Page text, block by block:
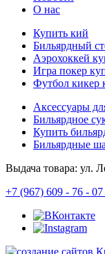
О нас
Купить кий
Бильярдный
Аэрохоккей
Игра покер
Футбол кикер
Аксессуары
Бильярдное
Купить
Бильярдные
Выдача товара: ул.
+7 (967) 609 - 76 -